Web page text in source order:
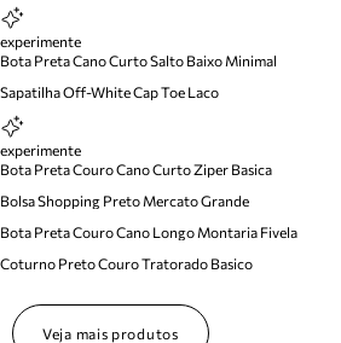
experimente
Bota Preta Cano Curto Salto Baixo Minimal
Sapatilha Off-White Cap Toe Laco
experimente
Bota Preta Couro Cano Curto Ziper Basica
Bolsa Shopping Preto Mercato Grande
Bota Preta Couro Cano Longo Montaria Fivela
Coturno Preto Couro Tratorado Basico
Veja mais produtos